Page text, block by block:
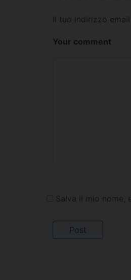
Il tuo indirizzo
Your comment
Salva il mio nome,